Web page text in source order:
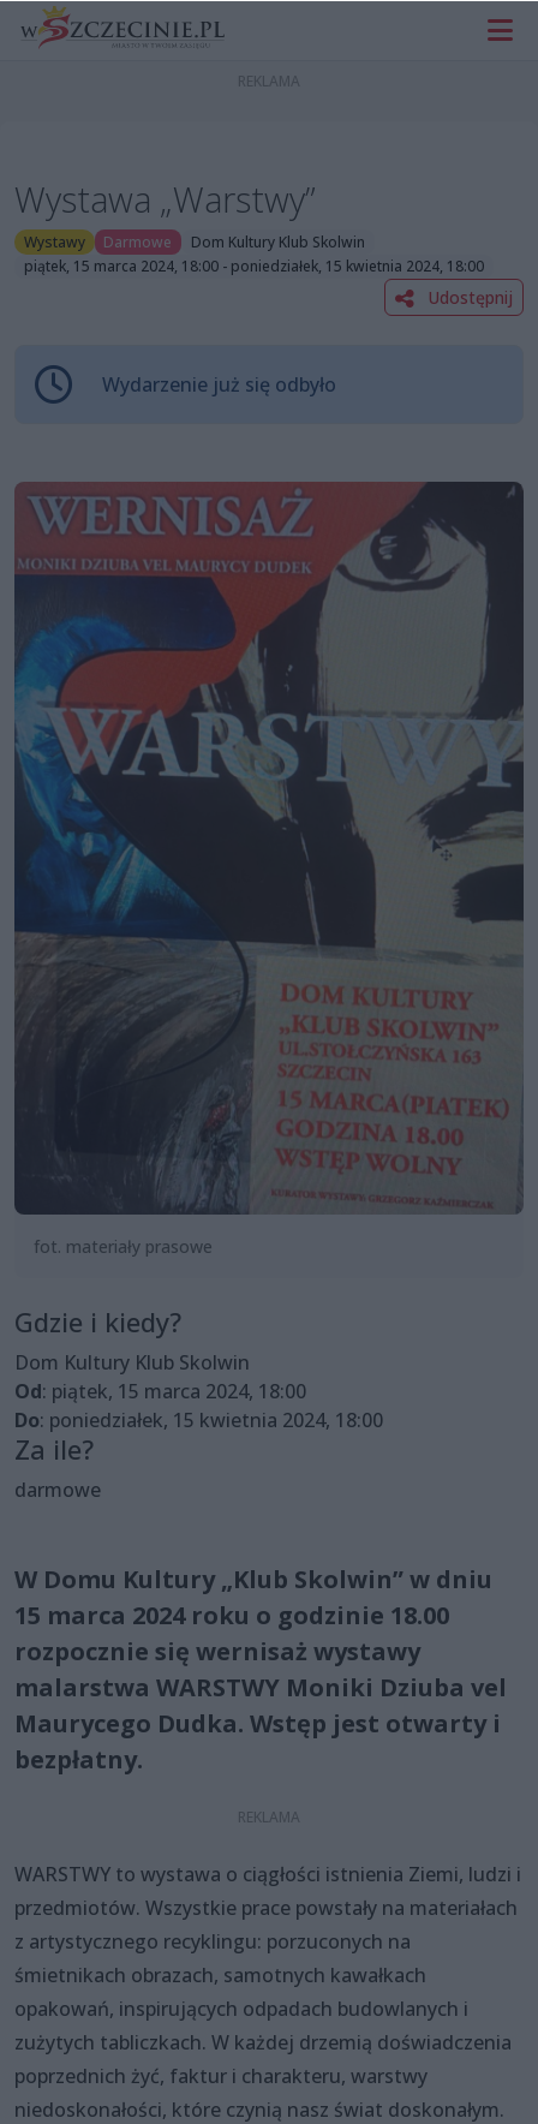
Wystawa „Warstwy”
Wystawy Darmowe
Dom Kultury Klub Skolwin
piątek, 15 marca 2024, 18:00 - poniedziałek, 15 kwietnia 2024, 18:00
Udostępnij
Wydarzenie już się odbyło
fot. materiały prasowe
Gdzie i kiedy?
Dom Kultury Klub Skolwin
Od: piątek, 15 marca 2024, 18:00
Do: poniedziałek, 15 kwietnia 2024, 18:00
Za ile?
darmowe
W Domu Kultury „Klub Skolwin” w dniu
15 marca 2024 roku o godzinie 18.00
rozpocznie się wernisaż wystawy
malarstwa WARSTWY Moniki Dziuba vel
Maurycego Dudka. Wstęp jest otwarty i
bezpłatny.
WARSTWY to wystawa o ciągłości istnienia Ziemi, ludzi i
przedmiotów. Wszystkie prace powstały na materiałach
z artystycznego recyklingu: porzuconych na
śmietnikach obrazach, samotnych kawałkach
opakowań, inspirujących odpadach budowlanych i
zużytych tabliczkach. W każdej drzemią doświadczenia
poprzednich żyć, faktur i charakteru, warstwy
niedoskonałości, które czynią nasz świat doskonałym.